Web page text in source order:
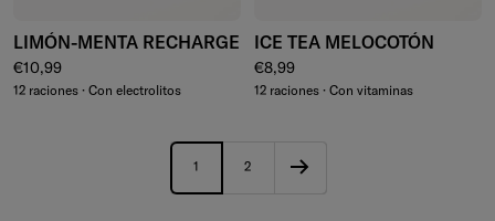
LIMÓN-MENTA RECHARGE
Precio normal
€10,99
12 raciones · Con electrolitos
ICE TEA MELOCOTÓN
Precio normal
€8,99
12 raciones · Con vitaminas
1 2